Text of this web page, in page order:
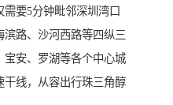
要5分钟毗邻深圳湾口
路、沙河西路等四纵三
安、罗湖等各个中心城
干线，从容出行珠三角醇